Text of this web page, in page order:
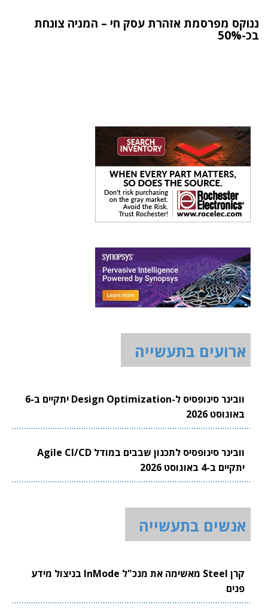
ננוקס מפרסמת אזהרת עסק חי – המניה צונחת
בכ-50%
ארועים בתעשייה
וובינר סינופסיס ל-Design Optimization יתקיים ב-6
באוגוסט 2026
וובינר סינופסיס לתכנון שבבים במודל Agile CI/CD
יתקיים ב-4 באוגוסט 2026
אנשים בתעשייה
קרן Steel מאשימה את מנכ"ל InMode בניצול מידע
פנים